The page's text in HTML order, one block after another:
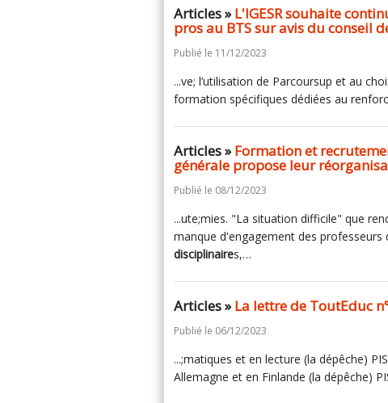
Articles »L'IGESR souhaite
pros au BTS sur avis du conseil
Publié le 11/12/2023
...ve; l’utilisation de Parcoursup et au
formation spécifiques dédiées au
Articles »Formation et
générale propose leur
Publié le 08/12/2023
...ute;mies. "La situation difficile" que
manque d'engagement des
disciplinaires,…
Articles »La lettre de ToutEduc
Publié le 06/12/2023
...;matiques et en lecture (la dépêche)
Allemagne et en Finlande (la dépêche)